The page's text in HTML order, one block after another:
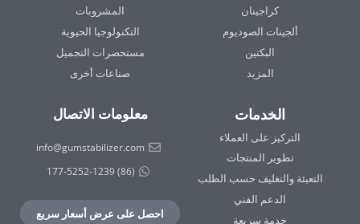
كراجينان
ألجينات الصوديوم
البكتين
المزيد
المشروبات
التكنولوجيا الحيوية
مستحضرات التجميل
صناعات أخرى
الخدمات
التركيز على العملاء
تطوير المنتجات
التعبئة والتغليف حسب الطلب
الدعم الفني
خدمة سريعة
معلومات الاتصال
info@gumstabilizer.com
(86) 177-5252-1239
احصل على عرض أسعار سريع